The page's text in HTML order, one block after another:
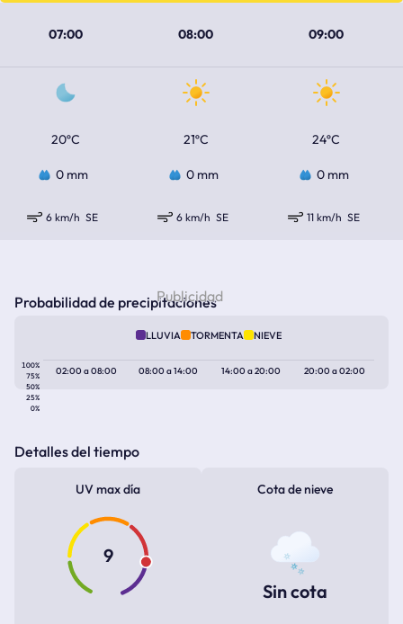
07:00 08:00 09:00
20ºC 21ºC 24ºC
0 mm 0 mm 0 mm
6 km/h SE 6 km/h SE 11 km/h SE
Probabilidad de precipitaciones
LLUVIA TORMENTA NIEVE
100%
75%
50%
25%
0%
02:00a08:00 08:00a14:00 14:00a20:00 20:00a02:00
Detalles del tiempo
UV max día
9
Cota de nieve
Sin cota